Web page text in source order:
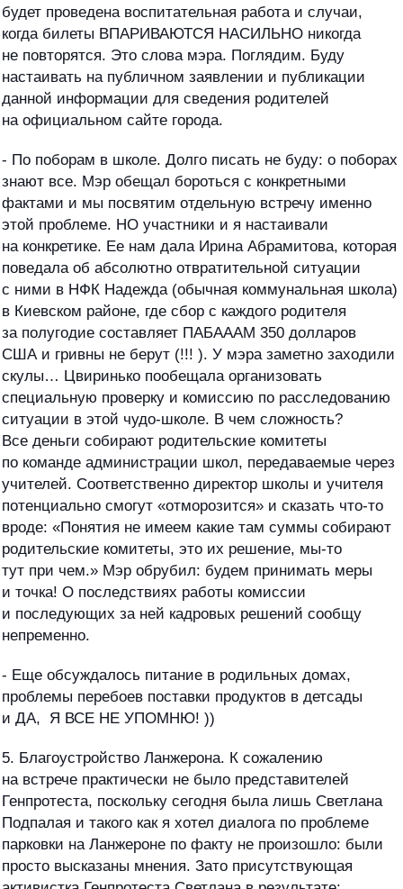
будет проведена воспитательная работа и случаи,
когда билеты ВПАРИВАЮТСЯ НАСИЛЬНО никогда
не повторятся. Это слова мэра. Поглядим. Буду
настаивать на публичном заявлении и публикации
данной информации для сведения родителей
на официальном сайте города.
- По поборам в школе. Долго писать не буду: о поборах
знают все. Мэр обещал бороться с конкретными
фактами и мы посвятим отдельную встречу именно
этой проблеме. НО участники и я настаивали
на конкретике. Ее нам дала Ирина Абрамитова, которая
поведала об абсолютно отвратительной ситуации
с ними в НФК Надежда (обычная коммунальная школа)
в Киевском районе, где сбор с каждого родителя
за полугодие составляет ПАБАААМ 350 долларов
США и гривны не берут (!!! ). У мэра заметно заходили
скулы… Цвиринько пообещала организовать
специальную проверку и комиссию по расследованию
ситуации в этой чудо-школе. В чем сложность?
Все деньги собирают родительские комитеты
по команде администрации школ, передаваемые через
учителей. Соответственно директор школы и учителя
потенциально смогут «отморозится» и сказать что-то
вроде: «Понятия не имеем какие там суммы собирают
родительские комитеты, это их решение, мы-то
тут при чем.» Мэр обрубил: будем принимать меры
и точка! О последствиях работы комиссии
и последующих за ней кадровых решений сообщу
непременно.
- Еще обсуждалось питание в родильных домах,
проблемы перебоев поставки продуктов в детсады
и ДА, Я ВСЕ НЕ УПОМНЮ! ))
5. Благоустройство Ланжерона. К сожалению
на встрече практически не было представителей
Генпротеста, поскольку сегодня была лишь Светлана
Подпалая и такого как я хотел диалога по проблеме
парковки на Ланжероне по факту не произошло: были
просто высказаны мнения. Зато присутствующая